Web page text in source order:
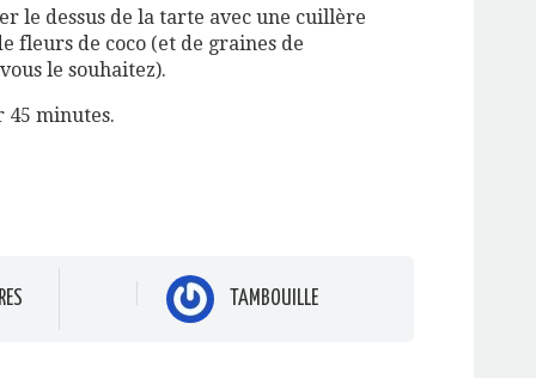
le dessus de la tarte avec une cuillère
fleurs de coco (et de graines de
le souhaitez).
45 minutes.
TAMBOUILLE